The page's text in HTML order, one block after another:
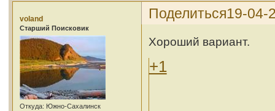
Поделиться19-04-
voland
Cтарший Поисковик
Откуда: Южно-Сахалинск
Хороший вариант.
+1